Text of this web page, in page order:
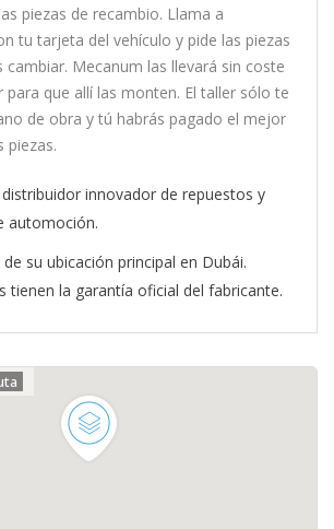
piezas de recambio. Llama a
tu tarjeta del vehículo y pide las piezas
cambiar. Mecanum las llevará sin coste
para que allí las monten. El taller sólo te
de obra y tú habrás pagado el mejor
piezas.
innovador de repuestos y
automoción.
su ubicación principal en Dubái.
tienen la garantía oficial del fabricante.